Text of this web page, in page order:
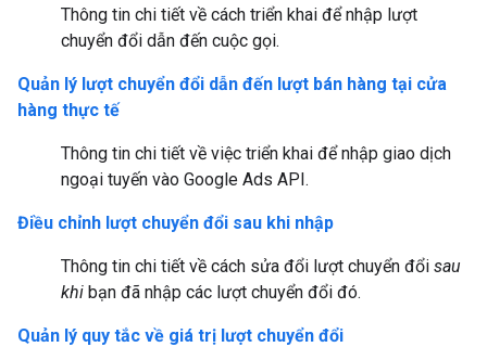
Thông tin chi tiết về cách triển khai để nhập lượt
chuyển đổi dẫn đến cuộc gọi.
Quản lý lượt chuyển đổi dẫn đến lượt bán hàng tại cửa
hàng thực tế
Thông tin chi tiết về việc triển khai để nhập giao dịch
ngoại tuyến vào Google Ads API.
Điều chỉnh lượt chuyển đổi sau khi nhập
Thông tin chi tiết về cách sửa đổi lượt chuyển đổi sau
khi bạn đã nhập các lượt chuyển đổi đó.
Quản lý quy tắc về giá trị lượt chuyển đổi